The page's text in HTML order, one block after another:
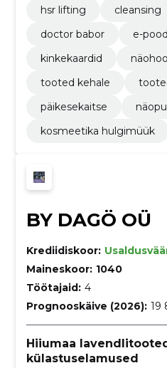
hsr lifting
cleansing
doctor babor
e-pood
kinkekaardid
tooted kehale
päikesekaitse
kosmeetika hulgimüük
BY DAGÖ OÜ
Krediidiskoor:
Maineskoor: 1040
Töötajaid: 4
Prognooskäive (2026): 19
Hiiumaa
külastuselamused